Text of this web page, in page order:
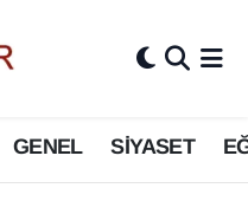
GENEL SİYASET